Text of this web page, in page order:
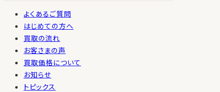
よくあるご質問
はじめての方へ
買取の流れ
お客さまの声
買取価格について
お知らせ
トピックス